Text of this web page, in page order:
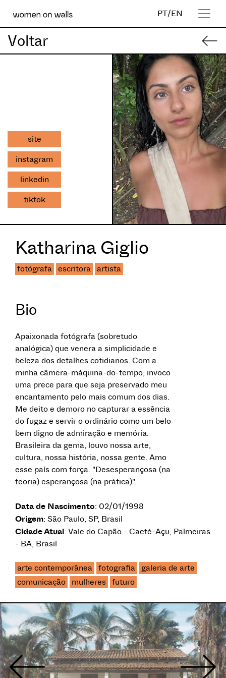
PT/EN
Voltar
site
instagram
linkedin
tiktok
Katharina Giglio
fotógrafa escritora artista
Bio
Apaixonada fotógrafa (sobretudo
analógica) que venera a simplicidade e
beleza dos detalhes cotidianos. Com a
minha câmera-máquina-do-tempo, invoco
uma prece para que seja preservado meu
encantamento pelo mais comum dos dias.
Me deito e demoro no capturar a essência
do fugaz e servir o ordinário como um belo
bem digno de admiração e memória.
Brasileira da gema, louvo nossa arte,
cultura, nossa história, nossa gente. Amo
esse país com força. "Desesperançosa (na
teoria) esperançosa (na prática)".
Data de Nascimento: 02/01/1998
Origem: São Paulo, SP, Brasil
Cidade Atual: Vale do Capão - Caeté-Açu, Palmeiras
- BA, Brasil
arte contemporânea fotografia
galeria de arte
comunicação
mulheres futuro